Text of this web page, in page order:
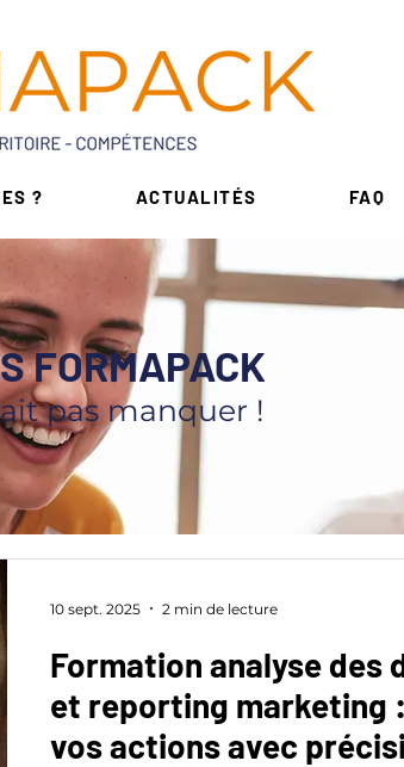
? ACTUALITÉS FAQ
FORMAPACK
pas manquer !
Formation analyse des
et reporting marketing
vos actions avec
10 sept. 2025 2 min de lecture